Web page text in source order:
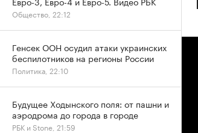
Общество, 22:12
Генсек ООН осудил атаки украинских
беспилотников на регионы России
Политика, 22:10
Будущее Ходынского поля: от пашни и
аэродрома до города в городе
РБК и Stone, 21:59